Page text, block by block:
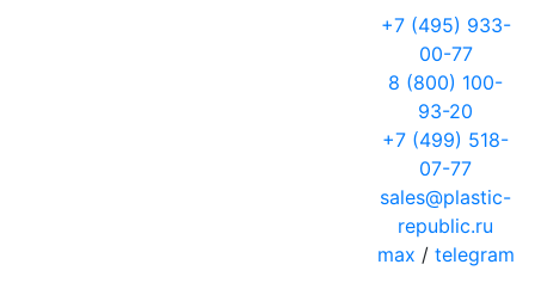
+7 (495) 933-
00-77
8 (800) 100-
93-20
+7 (499) 518-
07-77
sales@plastic-
republic.ru
max / telegram